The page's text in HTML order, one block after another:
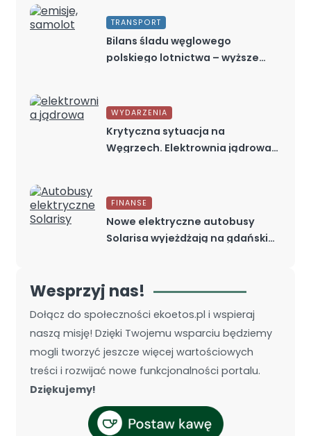
TRANSPORT
Bilans śladu węglowego
polskiego lotnictwa – wyższe
WYDARZENIA
Krytyczna sytuacja na
Węgrzech. Elektrownia jądrowa
FINANSE
Nowe elektryczne autobusy
Solarisa wyjeżdżają na gdańskie
Wesprzyj nas!
Dołącz do społeczności ekoetos.pl i wspieraj
naszą misję! Dzięki Twojemu wsparciu będziemy
mogli tworzyć jeszcze więcej wartościowych
treści i rozwijać nowe funkcjonalności portalu.
Dziękujemy!